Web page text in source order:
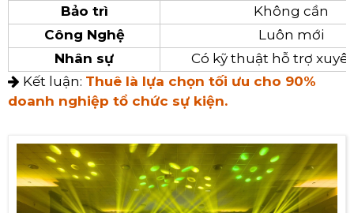
Bảo trì
Không cần
Công Nghệ
Luôn mới
Nhân sự
Có kỹ thuật hỗ trợ
Kết luận: Thuê là lựa chọn tối ưu cho 90%
doanh nghiệp tổ chức sự kiện.